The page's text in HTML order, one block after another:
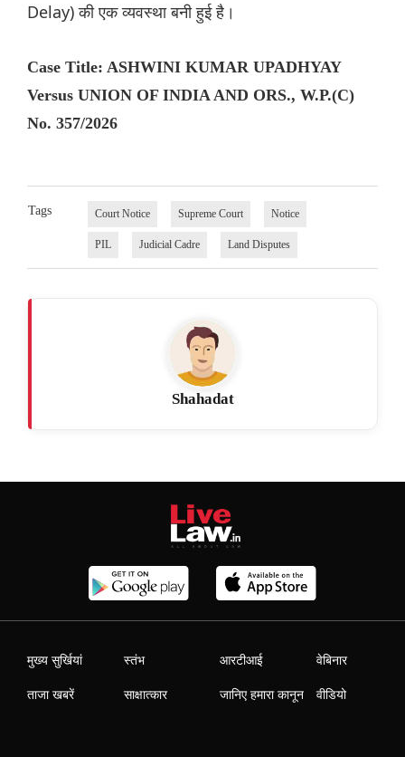
Delay) की एक व्यवस्था बनी हुई है।
Case Title: ASHWINI KUMAR UPADHYAY
Versus UNION OF INDIA AND ORS., W.P.(C)
No. 357/2026
Tags Court Notice Supreme Court Notice
PIL Judicial Cadre Land Disputes
Shahadat
मुख्य सुर्खियां
ताजा खबरें
स्तंभ
साक्षात्कार
आरटीआई
जानिए हमारा कानून
वेबिनार
वीडियो